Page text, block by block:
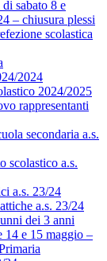
sabato 8 e
– chiusura plessi
scolastica
2024
2024/2025
rappresentanti
secondaria a.s.
scolastico a.s.
a.s. 23/24
a.s. 23/24
dei 3 anni
14 e 15 maggio –